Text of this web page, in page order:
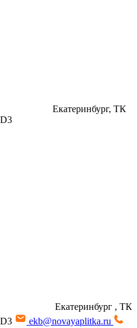
Екатеринбург, ТК
Екатеринбург , ТК
ekb@novayaplitka.ru